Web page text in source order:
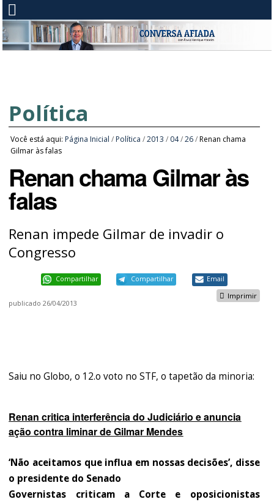
Política
Você está aqui: Página Inicial / Política /2013 / 04/26 /Renan chama
Gilmar às falas
Renan chama Gilmar às
falas
Renan impede Gilmar de invadir o
Congresso
Compartilhar Compartilhar Email
Imprimir
publicado 26/04/2013
Saiu no Globo, o 12.o voto no STF, o tapetão da minoria:
Renan critica interferência do Judiciário e anuncia
ação contra liminar de Gilmar Mendes
‘Não aceitamos que influa em nossas decisões’, disse
o presidente do Senado
Governistas criticam a Corte e oposicionistas